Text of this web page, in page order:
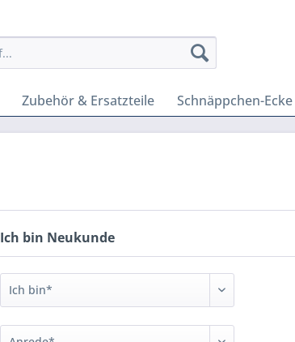
Zubehör & Ersatzteile Schnäppchen-Ecke
Ich bin Neukunde